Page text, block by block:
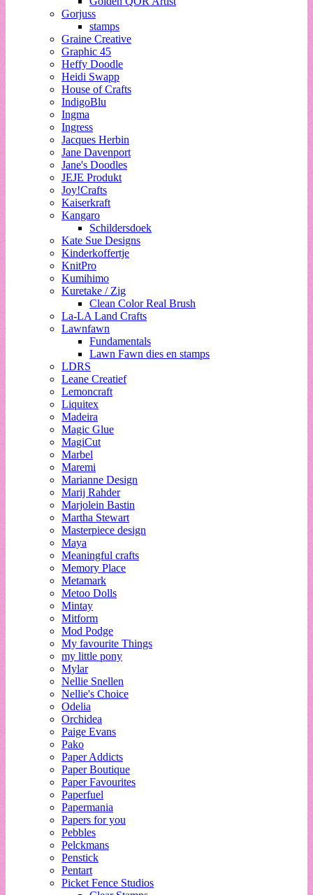
Gorjuss
stamps
Graine Creative
Graphic 45
Heffy Doodle
Heidi Swapp
House of Crafts
IndigoBlu
Ingma
Ingress
Jacques Herbin
Jane Davenport
Jane's Doodles
JEJE Produkt
Joy!Crafts
Kaiserkraft
Kangaro
Schildersdoek
Kate Sue Designs
Kinderkoffertje
KnitPro
Kumihimo
Kuretake / Zig
Clean Color Real Brush
La-LA Land Crafts
Lawnfawn
Fundamentals
Lawn Fawn dies en stamps
LDRS
Leane Creatief
Lemoncraft
Liquitex
Madeira
Magic Glue
MagiCut
Marbel
Maremi
Marianne Design
Marij Rahder
Marjolein Bastin
Martha Stewart
Masterpiece design
Maya
Meaningful crafts
Memory Place
Metamark
Metoo Dolls
Mintay
Mitform
Mod Podge
My favourite Things
my little pony
Mylar
Nellie Snellen
Nellie's Choice
Odelia
Orchidea
Paige Evans
Pako
Paper Addicts
Paper Boutique
Paper Favourites
Paperfuel
Papermania
Papers for you
Pebbles
Pelckmans
Penstick
Pentart
Picket Fence Studios